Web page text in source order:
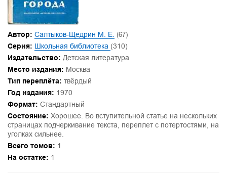
Автор: Салтыков-Щедрин М. Е. (67)
Серия: Школьная библиотека (310)
Издательство: Детская литература
Место издания: Москва
Тип переплёта: твёрдый
Год издания: 1970
Формат: Стандартный
Состояние: Хорошее. Во вступительной статье на нескольких
страницах подчеркивание текста, переплет с потертостями, на
уголках сильнее.
Всего томов: 1
На остатке: 1